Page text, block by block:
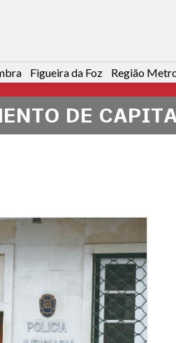
Figueira da Foz Região
DE